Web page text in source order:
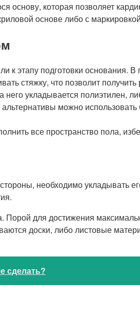
которая позволяет
основе либо с
к этапу подготовки
стяжку, что позволит
него укладывается
можно
все пространство пола,
необходимо укладывать
Порой для достижения
доски, либо листовые
сделать?